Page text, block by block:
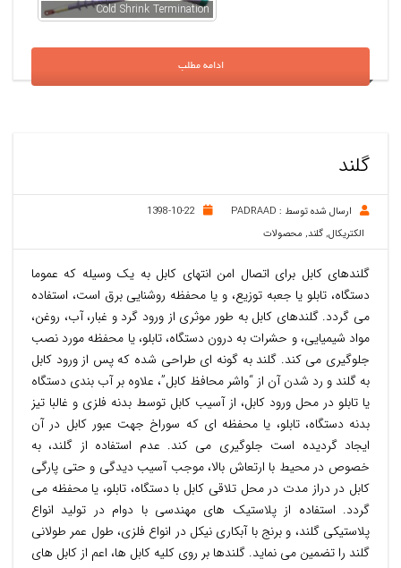
Cold Shrink Termination
ادامه مطلب
گلند
ارسال شده توسط : PADRAAD
1398-10-22
الکتریکال,گلند, محصولات
گلندهای کابل برای اتصال امن انتهای کابل به یک وسیله که عموما
دستگاه، تابلو یا جعبه توزیع، و یا محفظه روشنایی برق است، استفاده
می گردد. گلندهای کابل به طور موثری از ورود گرد و غبار، آب، روغن،
مواد شیمیایی، و حشرات به درون دستگاه، تابلو، یا محفظه مورد نصب
جلوگیری می کند. گلند به گونه ای طراحی شده که پس از ورود کابل
به گلند و رد شدن آن از “واشر محافظ کابل”، علاوه بر آب بندی دستگاه
یا تابلو در محل ورود کابل، از آسیب کابل توسط بدنه فلزی و غالبا تیز
بدنه دستگاه، تابلو، یا محفظه ای که سوراخ جهت عبور کابل در آن
ایجاد گردیده است جلوگیری می کند. عدم استفاده از گلند، به
خصوص در محیط با ارتعاش بالا، موجب آسیب دیدگی و حتی پارگی
کابل در دراز مدت در محل تلاقی کابل با دستگاه، تابلو، یا محفظه می
گردد. استفاده از پلاستیک های مهندسی با دوام در تولید انواع
پلاستیکی گلند، و برنج با آبکاری نیکل در انواع فلزی، طول عمر طولانی
گلند را تضمین می نماید. گلندها بر روی کلیه کابل ها، اعم از کابل های